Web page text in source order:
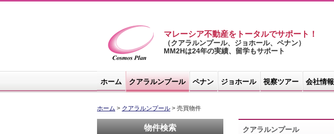
コスモスプラ
マレーシア不動産をトータルでサポート！
（クアラルンプール、ジョホール、ペナン）
MM2Hは24年の実績、留学もサポート
ホーム クアラルンプール ペナン ジョホール 視察ツアー 会社情報
ホーム > クアラルンプール > 売買物件
物件検索 クアラルンプール